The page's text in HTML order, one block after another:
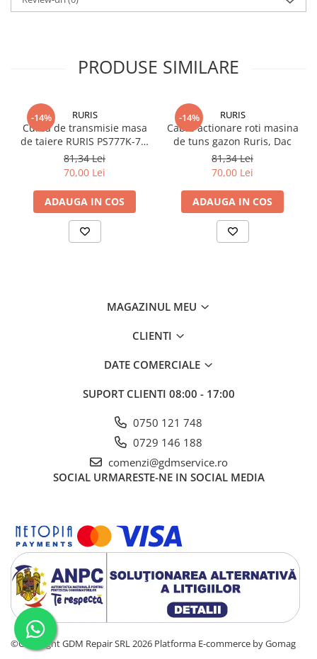
PRODUSE SIMILARE
-14% RURIS
Curea de transmisie masa
de taiere RURIS PS777K-76,
pentru motocositori Ruris
DAC 777K
81,34 Lei
70,00 Lei
ADAUGA IN COS
-14% RURIS
Cablu actionare roti masina
de tuns gazon Ruris, Dac
81,34 Lei
70,00 Lei
ADAUGA IN COS
MAGAZINUL MEU
CLIENTI
DATE COMERCIALE
SUPORT CLIENTI 08:00 - 17:00
0750 121 748
0729 146 188
comenzi@gdmservice.ro
SOCIAL URMARESTE-NE IN SOCIAL MEDIA
©Copyright GDM Repair SRL 2026 Platforma E-commerce by Gomag